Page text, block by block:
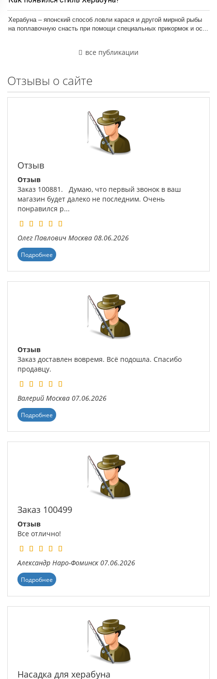
Херабуна – японский способ ловли карася и другой мирной рыбы
на поплавочную снасть при помощи специальных прикормок и ос...
все публикации
Отзывы о сайте
Отзыв
Отзыв
Заказ 100881. Думаю, что первый звонок в ваш
магазин будет далеко не последним. Очень
понравился р...
Олег Павлович Москва 08.06.2026
Подробнее
Отзыв
Заказ доставлен вовремя. Всё подошла. Спасибо
продавцу.
Валерий Москва 07.06.2026
Подробнее
Заказ 100499
Отзыв
Все отлично!
Александр Наро-Фоминск 07.06.2026
Подробнее
Насадка для херабуна